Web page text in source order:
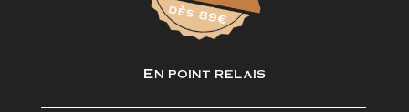
En point relais